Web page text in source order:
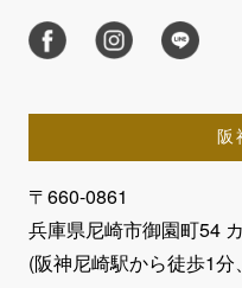
阪
〒660-0861
兵庫県尼崎市御園町54
(阪神尼崎駅から徒歩1